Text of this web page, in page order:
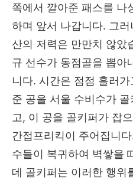
쪽에서 깔아준 패스를 나
하며 앞서 나갑니다. 그
산의 저력은 만만치 않았
규 선수가 동점골을 뽑아
니다. 시간은 점점 흘러
준 공을 서울 수비수가
고, 이 공을 골키퍼가 잡
간접프리킥이 주어집니
수들이 복귀하여 벽쌓을
데 골키퍼는 이러한 행위